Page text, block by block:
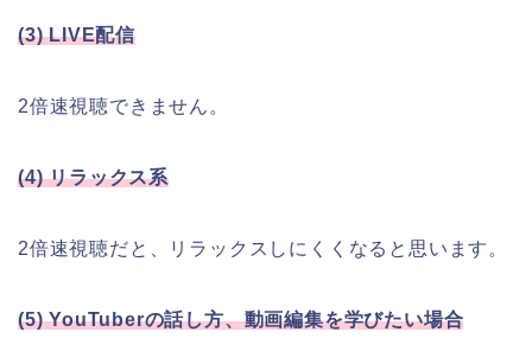
(3) LIVE配信
2倍速視聴できません。
(4) リラックス系
2倍速視聴だと、リラックスしにくくなると思います。
(5) YouTuberの話し方、動画編集を学びたい場合